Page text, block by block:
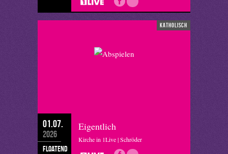
katholisch
01.07.
2026
floatend
Eigentlich
Kirche in 1Live | Schröder